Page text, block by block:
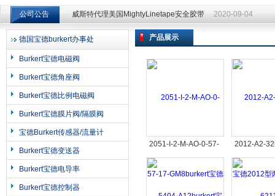
上海申思特自动化设备有限公司
公司公告
威斯特代理美国MightyLinetape安全胶带 2020-09-04
威斯特代理美国MightyLinetape安全胶带
2020-09-04
德国宝德burkert办事处
Burkert宝德电磁阀
Burkert宝德角座阀
Burkert宝德比例电磁阀
Burkert宝德膜片阀/隔膜阀
宝德Burkert传感器/流量计
Burkert宝德变送器
Burkert宝德电导率
Burkert宝德控制器
产品展示
2051-I-2-M-AO-0-57-
17-GM8burkert宝德
2051型气动摆动执行机
2012-A2-
德2012型两
截